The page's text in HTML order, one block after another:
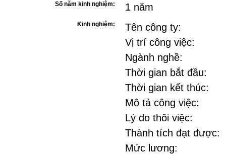
Số năm kinh nghiệm: 1 năm
Kinh nghiệm:
Tên công ty:
Vị trí công việc:
Ngành nghề:
Thời gian bắt đầu:
Thời gian kết thúc:
Mô tả công việc:
Lý do thôi việc:
Thành tích đạt được:
Mức lương: